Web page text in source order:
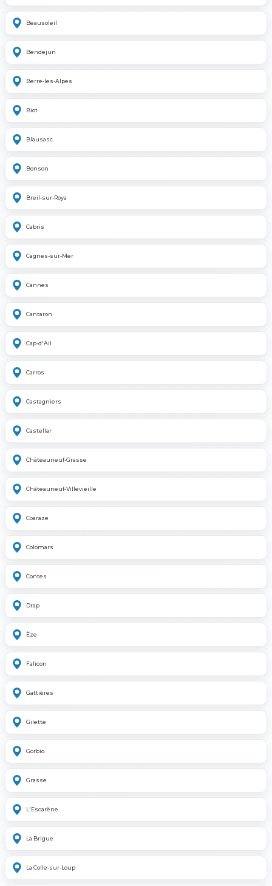
Beausoleil
Bendejun
Berre-les-Alpes
Biot
Blausasc
Bonson
Breil-sur-Roya
Cabris
Cagnes-sur-Mer
Cannes
Cantaron
Cap-d'Ail
Carros
Castagniers
Castellar
Châteauneuf-Grasse
Châteauneuf-Villevieille
Coaraze
Colomars
Contes
Drap
Èze
Falicon
Gattières
Gilette
Gorbio
Grasse
L'Escarène
La Brigue
La Colle-sur-Loup